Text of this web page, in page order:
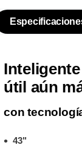
útil aún
con
43"